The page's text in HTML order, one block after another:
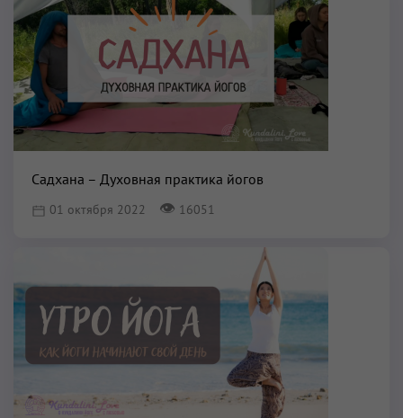
Садхана – Духовная практика йогов
01 октября 2022 👁 16051